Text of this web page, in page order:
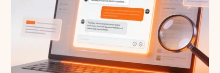
UND
WO
ICH
BEWUSST
NEIN
SAGE